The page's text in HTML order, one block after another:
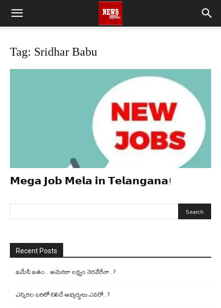
Tag: Sridhar Babu
𝗠𝗲𝗴𝗮 𝗝𝗼𝗯 𝗠𝗲𝗹𝗮 𝗶𝗻 𝗧𝗲𝗹𝗮𝗻𝗴𝗮𝗻𝗮!
Recent Posts
ఖమేనీ ఖతం.. అమెరికా లక్ష్యం నెరవేరేనా..?
ఎన్నికల బరిలో నిలిచే అభ్యర్థులు ఎవరో..?